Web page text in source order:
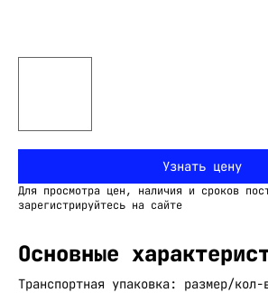
Узнать цену
Для просмотра цен, наличия и сроков
зарегистрируйтесь на сайте
Основные
Транспортная упаковка: размер/кол-